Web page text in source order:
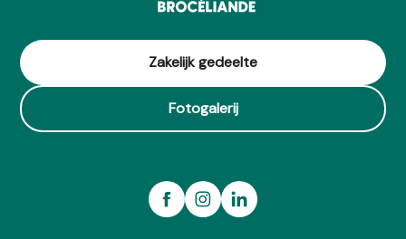
Zakelijk gedeelte
Fotogalerij